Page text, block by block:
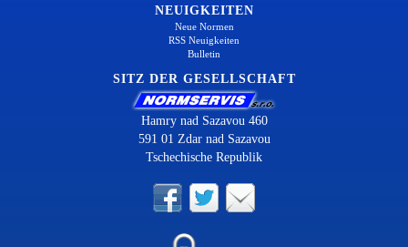
NEUIGKEITEN
Neue Normen
RSS Neuigkeiten
Bulletin
SITZ DER GESELLSCHAFT
Hamry nad Sazavou 460
591 01 Zdar nad Sazavou
Tschechische Republik